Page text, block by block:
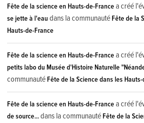
Fête de la science en Hauts-de-Francea créé
se jette à l'eau dans la communautéFête de la
Hauts-de-France
Fête de la science en Hauts-de-Francea créé
petits labo du Musée d'Histoire Naturelle
communautéFête de la Science dans les
Fête de la science en Hauts-de-Francea créé
de source...dans la communautéFête de la